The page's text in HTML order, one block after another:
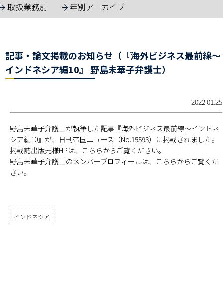
取扱業務別 年別アーカイブ
記事・論文掲載のお知らせ（『海外ビジネス最前線～
インドネシア編10』 野島未華子弁護士）
2022.01.25
野島未華子弁護士が執筆した記事『海外ビジネス最前線～インドネ
シア編10』が、日刊帝国ニュース（No.15593）に掲載されました。
掲載誌出版元様HPは、 こちらからご覧ください。
野島未華子弁護士のメンバープロフィールは、 こちらからご覧くだ
さい。
インドネシア